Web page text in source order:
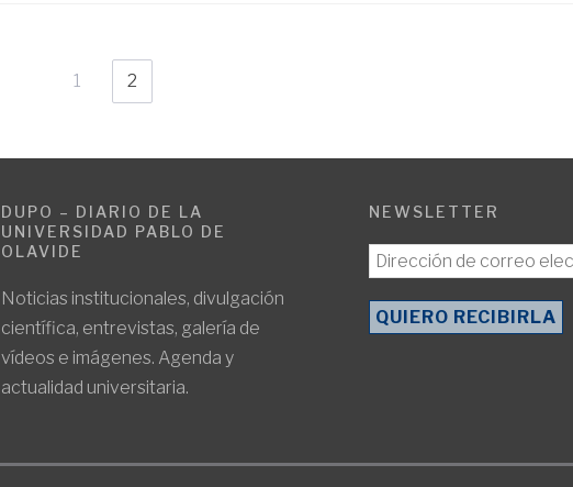
1 2
DUPO – DIARIO DE LA
UNIVERSIDAD PABLO DE
OLAVIDE
Noticias institucionales, divulgación
científica, entrevistas, galería de
vídeos e imágenes. Agenda y
actualidad universitaria.
NEWSLETTER